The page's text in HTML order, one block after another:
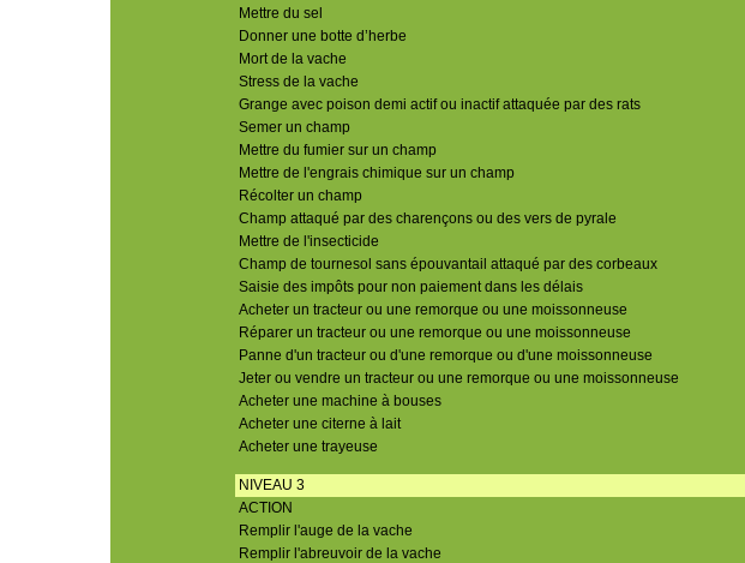
Mettre du sel
Donner une botte d’herbe
Mort de la vache
Stress de la vache
Grange avec poison demi actif ou inactif attaquée par des rats
Semer un champ
Mettre du fumier sur un champ
Mettre de l'engrais chimique sur un champ
Récolter un champ
Champ attaqué par des charençons ou des vers de pyrale
Mettre de l'insecticide
Champ de tournesol sans épouvantail attaqué par des corbeaux
Saisie des impôts pour non paiement dans les délais
Acheter un tracteur ou une remorque ou une moissonneuse
Réparer un tracteur ou une remorque ou une moissonneuse
Panne d'un tracteur ou d'une remorque ou d'une moissonneuse
Jeter ou vendre un tracteur ou une remorque ou une moissonneuse
Acheter une machine à bouses
Acheter une citerne à lait
Acheter une trayeuse
NIVEAU 3
ACTION
Remplir l'auge de la vache
Remplir l'abreuvoir de la vache